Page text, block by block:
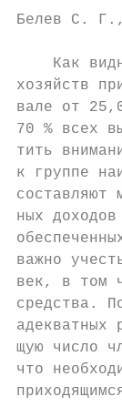
Белев С. Г.,
Как
хозяйств
вале от
70 % всех
тить
к группе
ных
важно
век, в том
средства.
адекватных
щую число
что